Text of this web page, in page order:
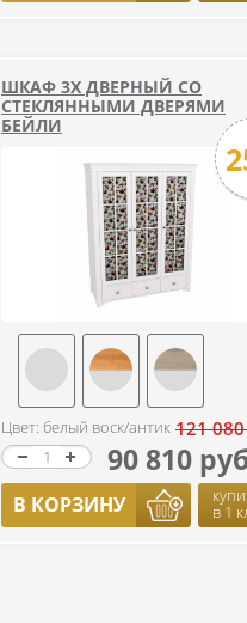
ШКАФ 3Х ДВЕРНЫЙ СО
СТЕКЛЯННЫМИ ДВЕРЯМИ
БЕЙЛИ
Цвет: белый воск/антик 121
90 810
В КОРЗИНУ в 1